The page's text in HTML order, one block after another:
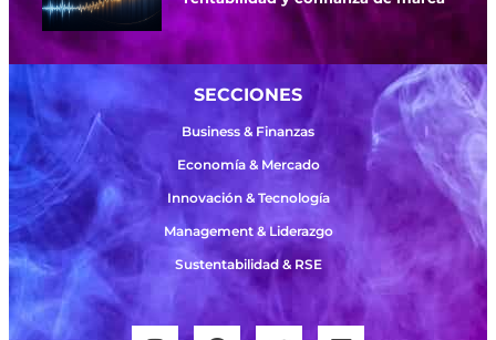
SECCIONES
Business & Finanzas
Economía & Mercado
Innovación & Tecnología
Management & Liderazgo
Sustentabilidad & RSE